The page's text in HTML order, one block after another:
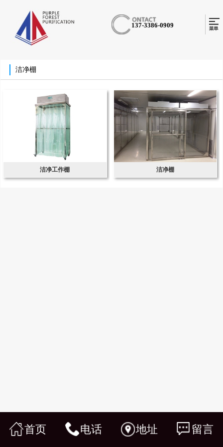
137-3386-0909
洁净棚
洁净工作棚 洁净棚
首页 电话 地址 留言